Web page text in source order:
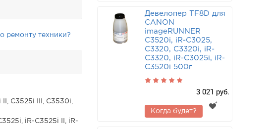
ремонту техники?
C3525i III, C3530i,
iR-C3525i II, iR-
Девелопер TF8D для
CANON
imageRUNNER
C3520i, iR-C3025,
C3320, C3320i, iR-
C3320, iR-C3025i, iR-
C3520i 500г
3 021 руб.
Когда будет?